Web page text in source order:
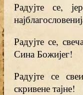
Радујте се,
Радујте се,
Сина Божијег!
Радујте се
скривене тајне!